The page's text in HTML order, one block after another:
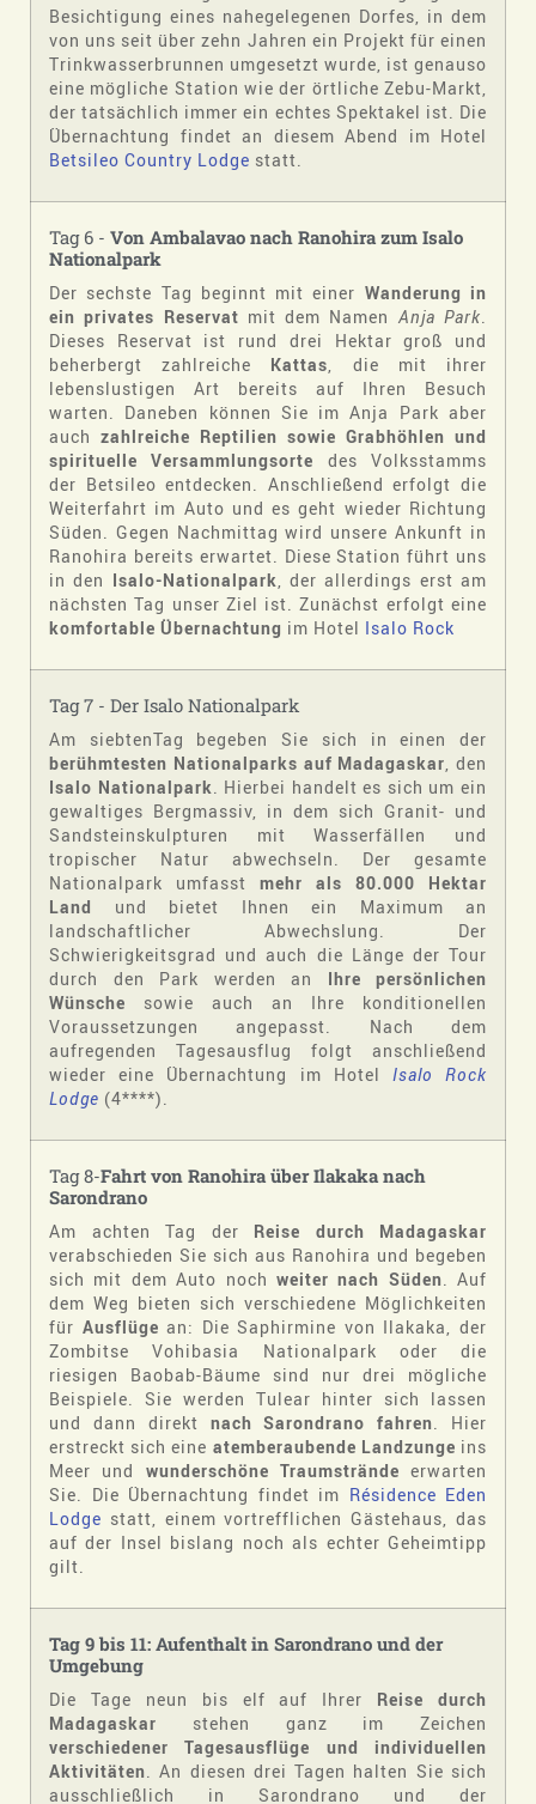
Besichtigung eines nahegelegenen Dorfes, in dem
von uns seit über zehn Jahren ein Projekt für einen
Trinkwasserbrunnen umgesetzt wurde, ist genauso
eine mögliche Station wie der örtliche Zebu-Markt,
der tatsächlich immer ein echtes Spektakel ist. Die
Übernachtung findet an diesem Abend im Hotel
Betsileo Country Lodge statt.
Tag 6 - Von Ambalavao nach Ranohira zum Isalo
Nationalpark
Der sechste Tag beginnt mit einer Wanderung in
ein privates Reservat mit dem Namen Anja Park.
Dieses Reservat ist rund drei Hektar groß und
beherbergt zahlreiche Kattas, die mit ihrer
lebenslustigen Art bereits auf Ihren Besuch
warten. Daneben können Sie im Anja Park aber
auch zahlreiche Reptilien sowie Grabhöhlen und
spirituelle Versammlungsorte des Volksstamms
der Betsileo entdecken. Anschließend erfolgt die
Weiterfahrt im Auto und es geht wieder Richtung
Süden. Gegen Nachmittag wird unsere Ankunft in
Ranohira bereits erwartet. Diese Station führt uns
in den Isalo-Nationalpark, der allerdings erst am
nächsten Tag unser Ziel ist. Zunächst erfolgt eine
komfortable Übernachtung im Hotel Isalo Rock
Tag 7 - Der Isalo Nationalpark
Am siebtenTag begeben Sie sich in einen der
berühmtesten Nationalparks auf Madagaskar, den
Isalo Nationalpark. Hierbei handelt es sich um ein
gewaltiges Bergmassiv, in dem sich Granit- und
Sandsteinskulpturen mit Wasserfällen und
tropischer Natur abwechseln. Der gesamte
Nationalpark umfasst mehr als 80.000 Hektar
Land
und bietet Ihnen ein Maximum an
landschaftlicher Abwechslung. Der
Schwierigkeitsgrad und auch die Länge der Tour
durch den Park werden an Ihre persönlichen
Wünsche sowie auch an Ihre konditionellen
Voraussetzungen angepasst. Nach dem
aufregenden Tagesausflug folgt anschließend
wieder eine Übernachtung im Hotel Isalo Rock
Lodge (4****).
Tag 8-Fahrt von Ranohira über Ilakaka nach
Sarondrano
Am achten Tag der Reise durch Madagaskar
verabschieden Sie sich aus Ranohira und begeben
sich mit dem Auto noch weiter nach Süden. Auf
dem Weg bieten sich verschiedene Möglichkeiten
für Ausflüge an: Die Saphirmine von Ilakaka, der
Zombitse Vohibasia Nationalpark oder die
riesigen Baobab-Bäume sind nur drei mögliche
Beispiele. Sie werden Tulear hinter sich lassen
und dann direkt nach Sarondrano fahren. Hier
erstreckt sich eine atemberaubende Landzunge ins
Meer und wunderschöne Traumstrände erwarten
Sie. Die Übernachtung findet im Résidence Eden
Lodge statt, einem vortrefflichen Gästehaus, das
auf der Insel bislang noch als echter Geheimtipp
gilt.
Tag 9 bis 11: Aufenthalt in Sarondrano und der
Umgebung
Die Tage neun bis elf auf Ihrer Reise durch
Madagaskar stehen ganz im Zeichen
verschiedener Tagesausflüge und individuellen
Aktivitäten. An diesen drei Tagen halten Sie sich
ausschließlich in Sarondrano und der